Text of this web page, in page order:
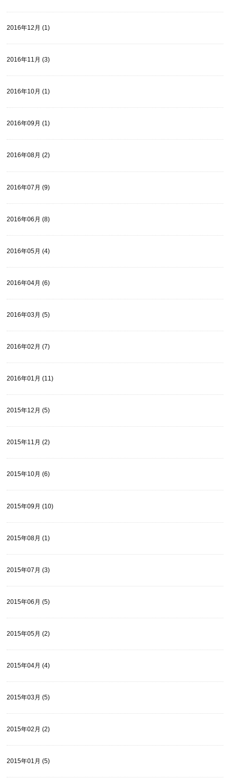
2016年12月 (1)
2016年11月 (3)
2016年10月 (1)
2016年09月 (1)
2016年08月 (2)
2016年07月 (9)
2016年06月 (8)
2016年05月 (4)
2016年04月 (6)
2016年03月 (5)
2016年02月 (7)
2016年01月 (11)
2015年12月 (5)
2015年11月 (2)
2015年10月 (6)
2015年09月 (10)
2015年08月 (1)
2015年07月 (3)
2015年06月 (5)
2015年05月 (2)
2015年04月 (4)
2015年03月 (5)
2015年02月 (2)
2015年01月 (5)